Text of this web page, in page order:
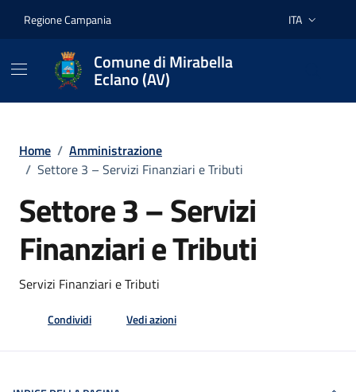
Regione Campania Lingua attiva:
ITA
Comune di Mirabella
Eclano (AV)
Home / Amministrazione
/ Settore 3 – Servizi Finanziari e Tributi
Settore 3 – Servizi
Finanziari e Tributi
Servizi Finanziari e Tributi
Condividi Vedi azioni